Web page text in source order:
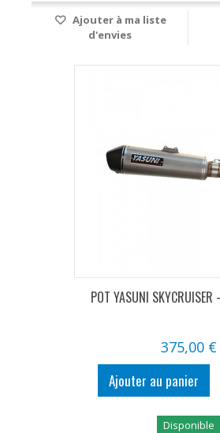
Ajouter à ma liste
d'envies
POT YASUNI
375,00 €
Ajouter au panier
Disponible